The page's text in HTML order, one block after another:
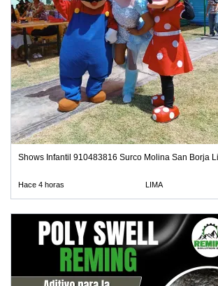
Shows Infantil 910483816 Surco Molina San Borja
Hace 4 horas LIMA